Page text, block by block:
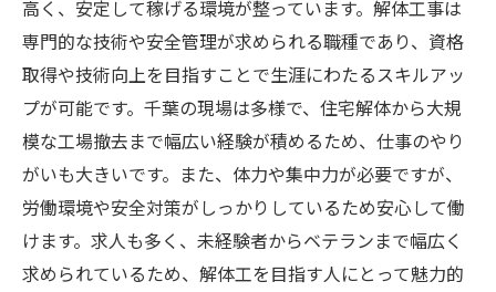
高く、安定して稼げる環境が整っています。解体工事は
専門的な技術や安全管理が求められる職種であり、資格
取得や技術向上を目指すことで生涯にわたるスキルアッ
プが可能です。千葉の現場は多様で、住宅解体から大規
模な工場撤去まで幅広い経験が積めるため、仕事のやり
がいも大きいです。また、体力や集中力が必要ですが、
労働環境や安全対策がしっかりしているため安心して働
けます。求人も多く、未経験者からベテランまで幅広く
求められているため、解体工を目指す人にとって魅力的